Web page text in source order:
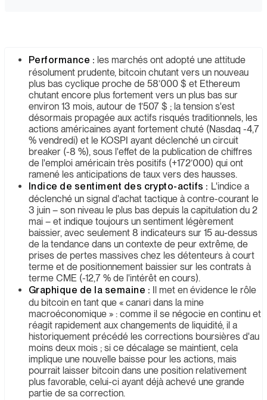
Performance : les marchés ont adopté une attitude
résolument prudente, bitcoin chutant vers un nouveau
plus bas cyclique proche de 58’000 $ et Ethereum
chutant encore plus fortement vers un plus bas sur
environ 13 mois, autour de 1’507 $ ; la tension s'est
désormais propagée aux actifs risqués traditionnels, les
actions américaines ayant fortement chuté (Nasdaq -4,7
% vendredi) et le KOSPI ayant déclenché un circuit
breaker (-8 %), sous l'effet de la publication de chiffres
de l'emploi américain très positifs (+172’000) qui ont
ramené les anticipations de taux vers des hausses.
Indice de sentiment des crypto-actifs : L'indice a
déclenché un signal d'achat tactique à contre-courant le
3 juin – son niveau le plus bas depuis la capitulation du 2
mai – et indique toujours un sentiment légèrement
baissier, avec seulement 8 indicateurs sur 15 au-dessus
de la tendance dans un contexte de peur extrême, de
prises de pertes massives chez les détenteurs à court
terme et de positionnement baissier sur les contrats à
terme CME (-12,7 % de l'intérêt en cours).
Graphique de la semaine : Il met en évidence le rôle
du bitcoin en tant que « canari dans la mine
macroéconomique » : comme il se négocie en continu et
réagit rapidement aux changements de liquidité, il a
historiquement précédé les corrections boursières d'au
moins deux mois ; si ce décalage se maintient, cela
implique une nouvelle baisse pour les actions, mais
pourrait laisser bitcoin dans une position relativement
plus favorable, celui-ci ayant déjà achevé une grande
partie de sa correction.